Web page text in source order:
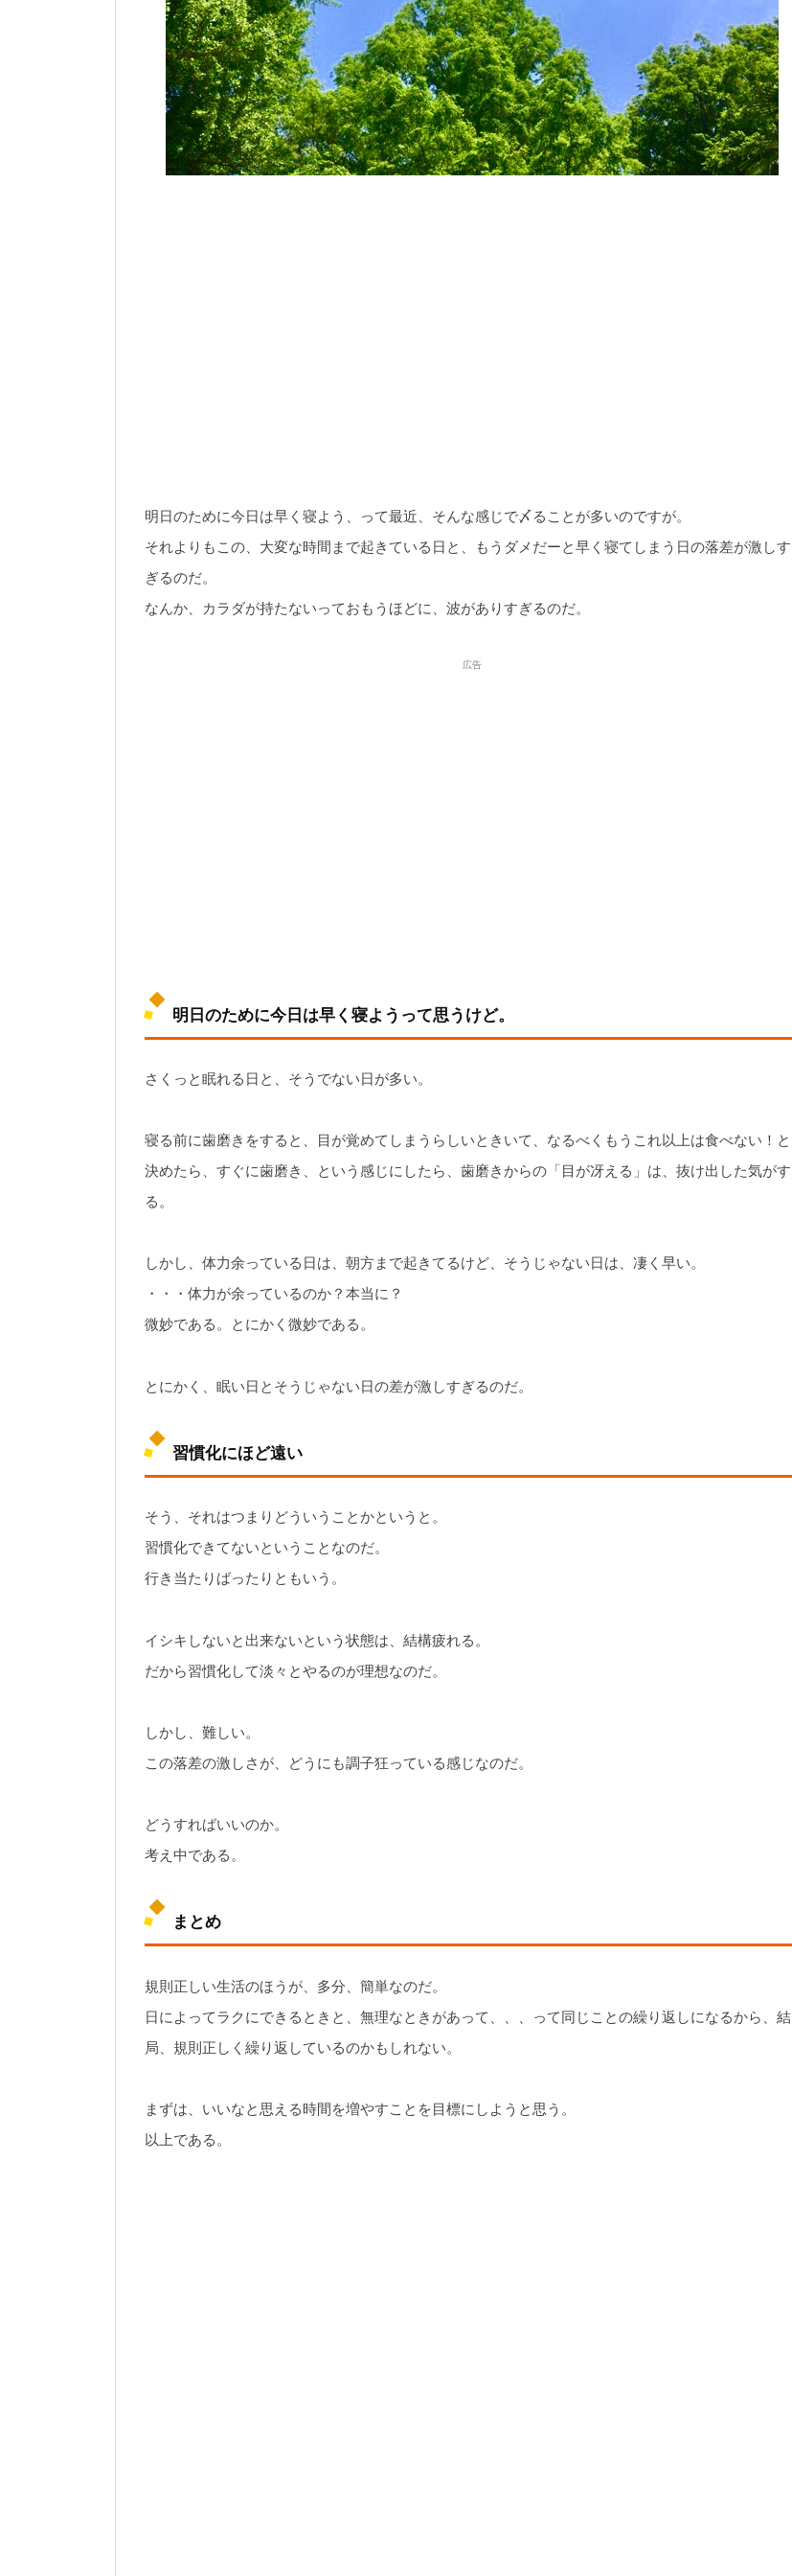
明日のために今日は早く寝よう、って最近、そんな感じで〆ることが多いのですが。
それよりもこの、大変な時間まで起きている日と、もうダメだーと早く寝てしまう日の落差が激しす
ぎるのだ。
なんか、カラダが持たないっておもうほどに、波がありすぎるのだ。
広告
明日のために今日は早く寝ようって思うけど。
さくっと眠れる日と、そうでない日が多い。
寝る前に歯磨きをすると、目が覚めてしまうらしいときいて、なるべくもうこれ以上は食べない！と
決めたら、すぐに歯磨き、という感じにしたら、歯磨きからの「目が冴える」は、抜け出した気がす
る。
しかし、体力余っている日は、朝方まで起きてるけど、そうじゃない日は、凄く早い。
・・・体力が余っているのか？本当に？
微妙である。とにかく微妙である。
とにかく、眠い日とそうじゃない日の差が激しすぎるのだ。
習慣化にほど遠い
そう、それはつまりどういうことかというと。
習慣化できてないということなのだ。
行き当たりばったりともいう。
イシキしないと出来ないという状態は、結構疲れる。
だから習慣化して淡々とやるのが理想なのだ。
しかし、難しい。
この落差の激しさが、どうにも調子狂っている感じなのだ。
どうすればいいのか。
考え中である。
まとめ
規則正しい生活のほうが、多分、簡単なのだ。
日によってラクにできるときと、無理なときがあって、、、って同じことの繰り返しになるから、結
局、規則正しく繰り返しているのかもしれない。
まずは、いいなと思える時間を増やすことを目標にしようと思う。
以上である。